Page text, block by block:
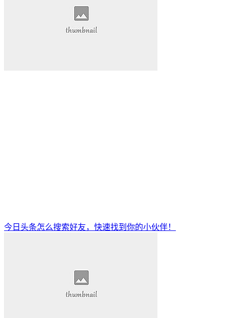
今日头条怎么搜索好友，快速找到你的小伙伴！